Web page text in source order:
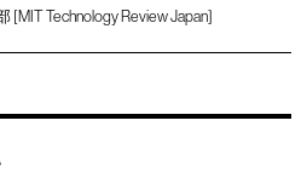
Technology Review Japan]